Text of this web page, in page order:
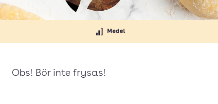
Medel
Obs! Bör inte frysas!